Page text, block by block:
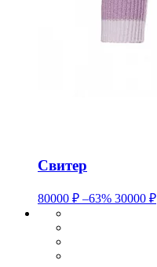
Свитер
80000 ₽ –63% 30000 ₽